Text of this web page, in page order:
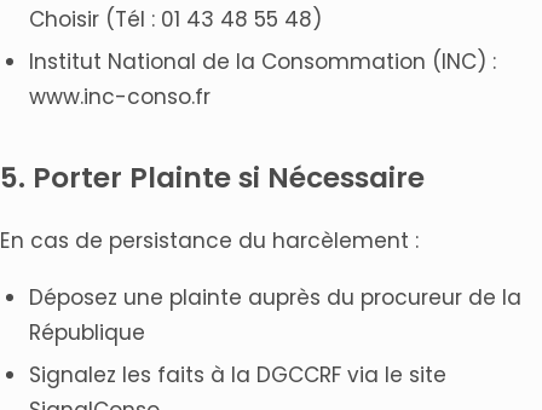
Choisir (Tél : 01 43 48 55 48)
Institut National de la Consommation (INC) :
www.inc-conso.fr
5. Porter Plainte si Nécessaire
En cas de persistance du harcèlement :
Déposez une plainte auprès du procureur de la
République
Signalez les faits à la DGCCRF via le site